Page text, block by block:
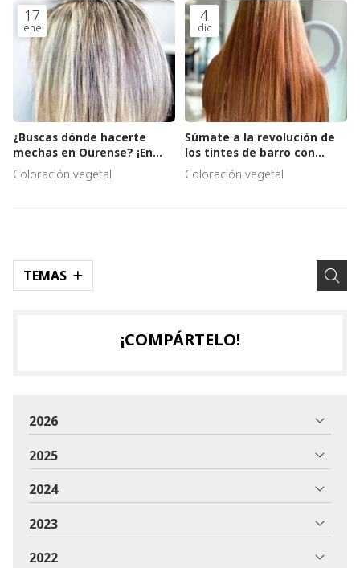
TEMAS
17
ene
¿Buscas dónde hacerte
mechas en Ourense? ¡En
Trasnos Estilistas somos
expertos!
Coloración vegetal
4
dic
Súmate a la revolución de
los tintes de barro con
Trasnos Estilistas
Coloración vegetal
¡COMPÁRTELO!
2026
2025
2024
2023
2022